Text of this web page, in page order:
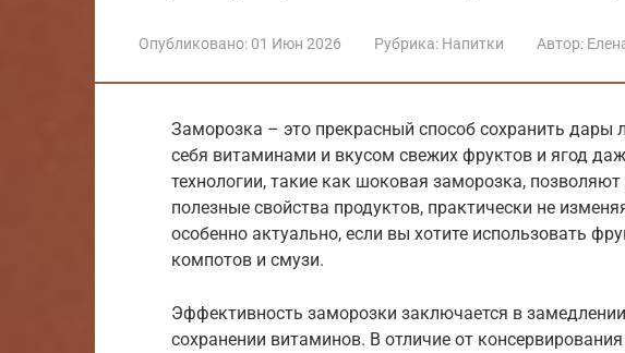
Опубликовано: 01 Июн 2026 Рубрика: Напитки Автор:
Заморозка – это прекрасный способ сохранить дары
себя витаминами и вкусом свежих фруктов и ягод
технологии, такие как шоковая заморозка,
полезные свойства продуктов, практически не
особенно актуально, если вы хотите использовать
компотов и смузи.
Эффективность заморозки заключается в
сохранении витаминов. В отличие от